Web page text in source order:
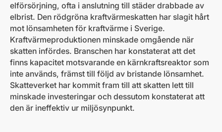
elförsörjning, ofta i anslutning till städer drabbade av
elbrist. Den rödgröna kraftvärmeskatten har slagit hårt
mot lönsamheten för kraftvärme i Sverige.
Kraftvärmeproduktionen minskade omgående när
skatten infördes. Branschen har konstaterat att det
finns kapacitet motsvarande en kärnkraftsreaktor som
inte används, främst till följd av bristande lönsamhet.
Skatteverket har kommit fram till att skatten lett till
minskade investeringar och dessutom konstaterat att
den är ineffektiv ur miljösynpunkt.